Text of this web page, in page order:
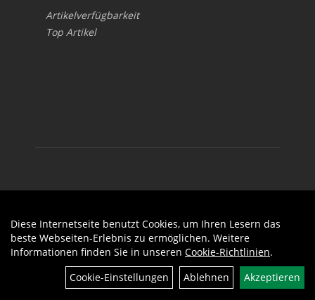
Artikelverfügbarkeit
Top Artikel
Diese Internetseite benutzt Cookies, um Ihren Lesern das
beste Webseiten-Erlebnis zu ermöglichen. Weitere
Informationen finden Sie in unseren Cookie-Richtlinien.
Cookie-Einstellungen
Ablehnen Akzeptieren
Auftrag widerrufen